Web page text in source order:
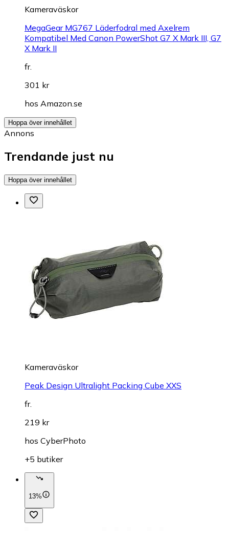
Kameraväskor
MegaGear MG767 Läderfodral med Axelrem
Kompatibel Med Canon PowerShot G7 X Mark III, G7
X Mark II
fr.
301 kr
hos Amazon.se
Hoppa över innehållet
Annons
Trendande just nu
Hoppa över innehållet
Kameraväskor
Peak Design Ultralight Packing Cube XXS
fr.
219 kr
hos CyberPhoto
+5 butiker
13%